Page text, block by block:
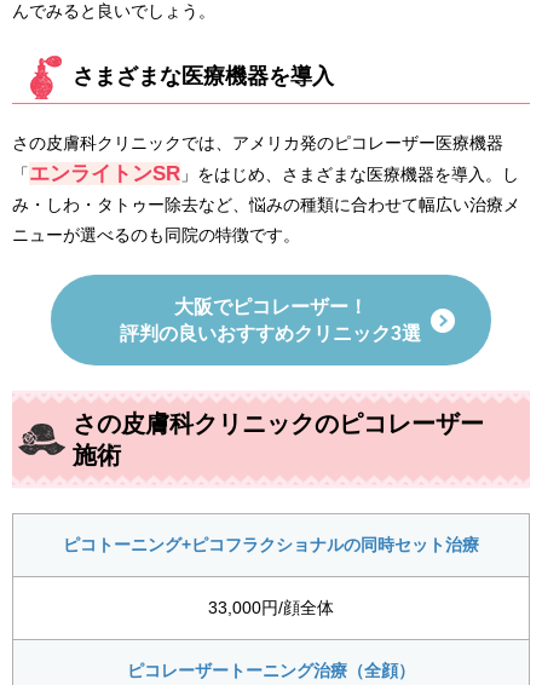
んでみると良いでしょう。
さまざまな医療機器を導入
さの皮膚科クリニックでは、アメリカ発のピコレーザー医療機器
「エンライトンSR 」をはじめ、さまざまな医療機器を導入。し
み・しわ・タトゥー除去など、悩みの種類に合わせて幅広い治療メ
ニューが選べるのも同院の特徴です。
大阪でピコレーザー！
評判の良いおすすめクリニック3選
さの皮膚科クリニックのピコレーザー
施術
ピコトーニング+ピコフラクショナルの同時セット治療
33,000円/顔全体
ピコレーザートーニング治療（全顔）